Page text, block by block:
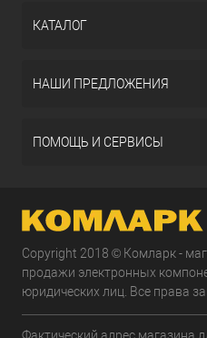
КАТАЛОГ
НАШИ ПРЕДЛОЖЕНИЯ
ПОМОЩЬ И СЕРВИСЫ
Copyright 2018 © Комларк -
продажи электронных
юридических лиц. Все права